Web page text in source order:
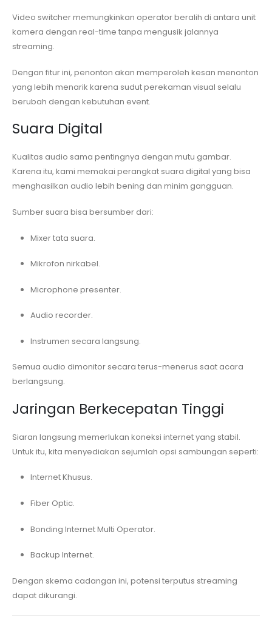
Video switcher memungkinkan operator beralih di antara unit
kamera dengan real-time tanpa mengusik jalannya
streaming.
Dengan fitur ini, penonton akan memperoleh kesan menonton
yang lebih menarik karena sudut perekaman visual selalu
berubah dengan kebutuhan event.
Suara Digital
Kualitas audio sama pentingnya dengan mutu gambar.
Karena itu, kami memakai perangkat suara digital yang bisa
menghasilkan audio lebih bening dan minim gangguan.
Sumber suara bisa bersumber dari:
Mixer tata suara.
Mikrofon nirkabel.
Microphone presenter.
Audio recorder.
Instrumen secara langsung.
Semua audio dimonitor secara terus-menerus saat acara
berlangsung.
Jaringan Berkecepatan Tinggi
Siaran langsung memerlukan koneksi internet yang stabil.
Untuk itu, kita menyediakan sejumlah opsi sambungan seperti:
Internet Khusus.
Fiber Optic.
Bonding Internet Multi Operator.
Backup Internet.
Dengan skema cadangan ini, potensi terputus streaming
dapat dikurangi.